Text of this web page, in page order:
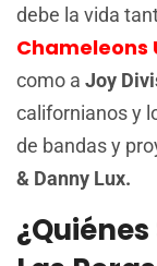
debe la vida
Chameleons
como a Joy
californianos y
de bandas y
& Danny Lux.